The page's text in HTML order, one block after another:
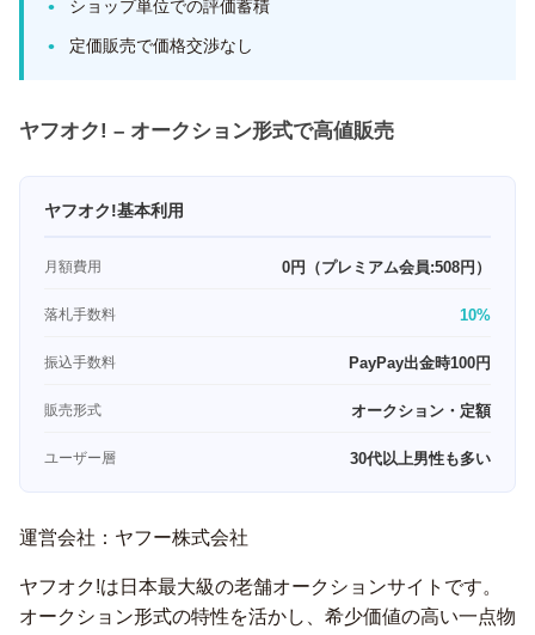
ショップ単位での評価蓄積
定価販売で価格交渉なし
ヤフオク! – オークション形式で高値販売
ヤフオク!基本利用
月額費用 0円（プレミアム会員:508円）
落札手数料 10%
振込手数料 PayPay出金時100円
販売形式 オークション・定額
ユーザー層 30代以上男性も多い
運営会社：ヤフー株式会社
ヤフオク!は日本最大級の老舗オークションサイトです。
オークション形式の特性を活かし、希少価値の高い一点物